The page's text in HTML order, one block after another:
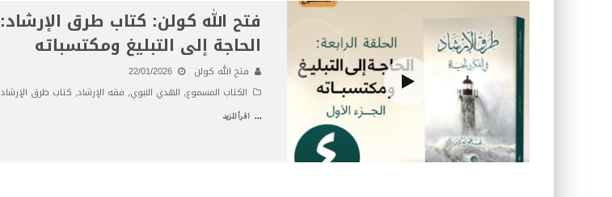
الحاجة إلى التبليغ ومكتسباته
فتح الله كولن
22/01/2026
الكتاب المسموع, الهدي النبوي, فقه الإرشاد, كتاب طرق الإرشاد
... اقرأ المزيد